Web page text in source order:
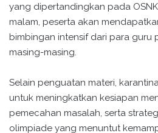
yang dipertandingkan pada
malam, peserta akan
bimbingan intensif dari para guru
masing-masing.
Selain penguatan materi,
untuk meningkatkan kesiapan
pemecahan masalah, serta
olimpiade yang menuntut